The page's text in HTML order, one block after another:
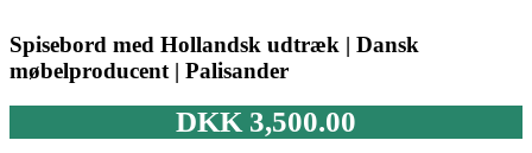
Spisebord med Hollandsk udtræk | Dansk
møbelproducent | Palisander
DKK3,500.00